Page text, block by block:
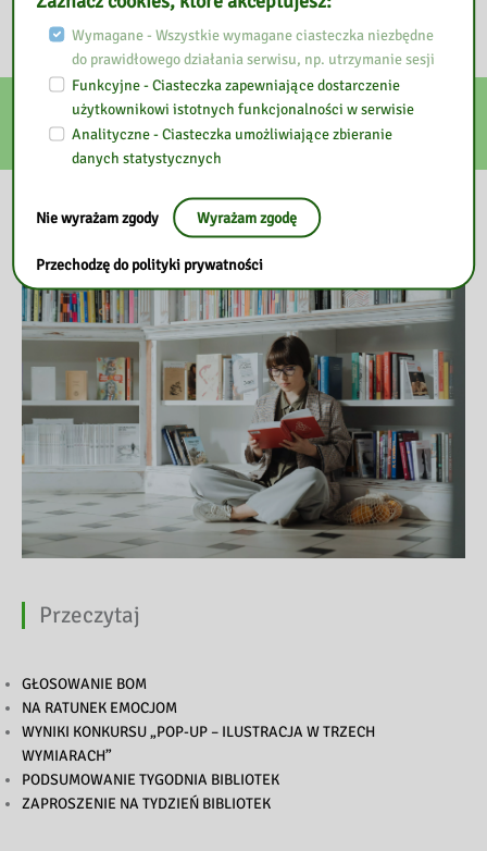
E-usługi
Nasza biblioteka
Przeczytaj
GŁOSOWANIE BOM
NA RATUNEK EMOCJOM
WYNIKI KONKURSU „POP-UP – ILUSTRACJA W TRZECH
WYMIARACH”
PODSUMOWANIE TYGODNIA BIBLIOTEK
ZAPROSZENIE NA TYDZIEŃ BIBLIOTEK
Wymagane - Wszystkie wymagane ciasteczka niezbędne
do prawidłowego działania serwisu, np. utrzymanie sesji
Funkcyjne - Ciasteczka zapewniające dostarczenie
użytkownikowi istotnych funkcjonalności w serwisie
Analityczne - Ciasteczka umożliwiające zbieranie
danych statystycznych
Nie wyrażam zgody Wyrażam zgodę
Przechodzę do polityki prywatności